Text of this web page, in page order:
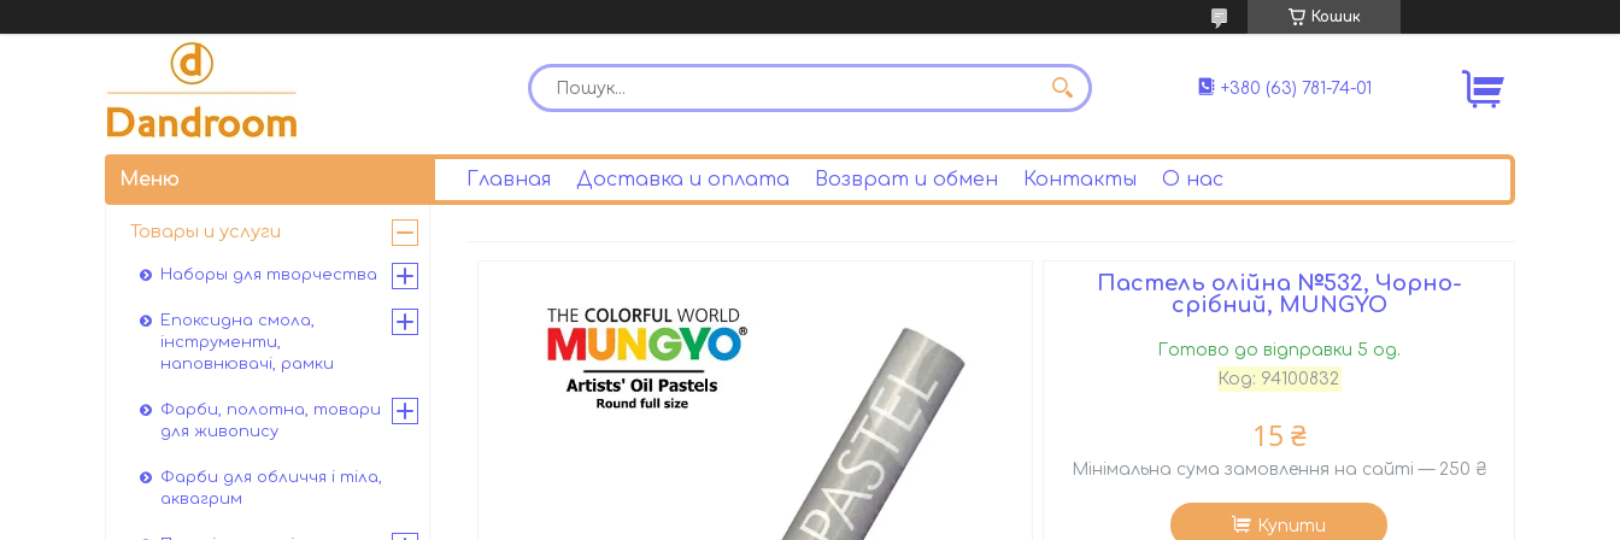
Кошик
+380 (63) 781-74-01
Главная Доставка и оплата Возврат и обмен Контакты О нас
Пастель олійна №532, Чорно-
срібний, MUNGYO
Готово до відправки 5 од.
Код: 94100832
15 ₴
Мінімальна сума замовлення на сайті — 250 ₴
Купити
Товары и услуги
Наборы для творчества
Епоксидна смола,
інструменти,
наповнювачі, рамки
Фарби, полотна, товари
для живопису
Фарби для обличчя і тіла,
аквагрим